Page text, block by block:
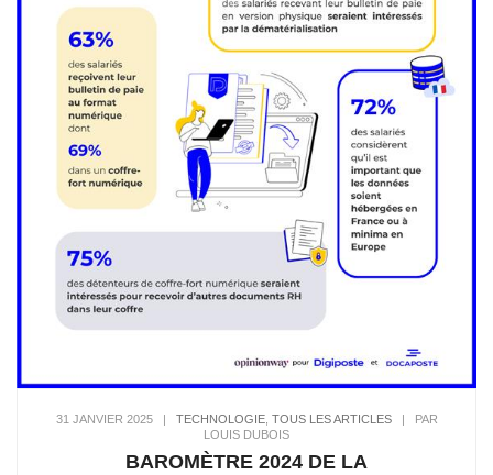
31 JANVIER 2025| TECHNOLOGIE, TOUS LES ARTICLES|
PAR
LOUIS DUBOIS
BAROMÈTRE 2024 DE LA